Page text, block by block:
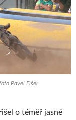
Pavel Fišer
o téměř jasné